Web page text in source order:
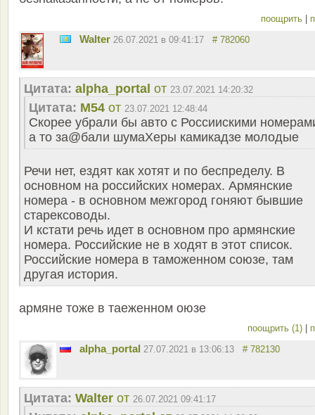
поощрить
Walter 26.07.2021 в 09:41:17 # 782060
Цитата: alpha_portal от 23.07.2021 14:20:32
Цитата: M54 от 23.07.2021 12:48:44
Скорее убрали бы авто с Россиискими
а то за@бали шумаХеры камикадзе молодые
Речи нет, ездят как хотят и по беспределу. В
основном на российских номерах. Армянские
номера - в основном межгород гоняют бывшие
старексоводы.
И кстати речь идет в основном про армянские
номера. Российские не в ходят в этот список.
Российские номера в таможенном союзе, там
другая история.
армяне тоже в таеженном оюзе
поощрить (1)
alpha_portal 27.07.2021 в 13:06:13 # 782130
Цитата: Walter от 26.07.2021 09:41:17